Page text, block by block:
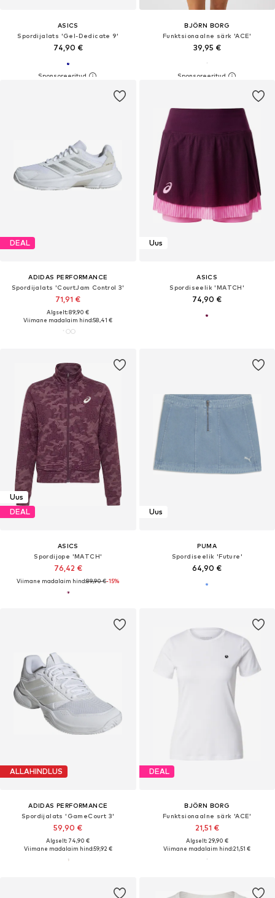
ASICS
Spordijalats 'Gel-Dedicate 9'
74,90 €
BJÖRN BORG
Funktsionaalne särk 'ACE'
39,95 €
DEAL
ADIDAS PERFORMANCE
Spordijalats 'CourtJam Control 3'
71,91 €
Algselt: 89,90 €
Viimane madalaim hind:58,41 €
Uus
ASICS
Spordiseelik 'MATCH'
74,90 €
Uus
DEAL
ASICS
Spordijope 'MATCH'
76,42 €
Viimane madalaim hind:89,90 €-15%
Uus
PUMA
Spordiseelik 'Future'
64,90 €
ALLAHINDLUS
ADIDAS PERFORMANCE
Spordijalats 'GameCourt 3'
59,90 €
Algselt: 74,90 €
Viimane madalaim hind:59,92 €
DEAL
BJÖRN BORG
Funktsionaalne särk 'ACE'
21,51 €
Algselt: 29,90 €
Viimane madalaim hind:21,51 €